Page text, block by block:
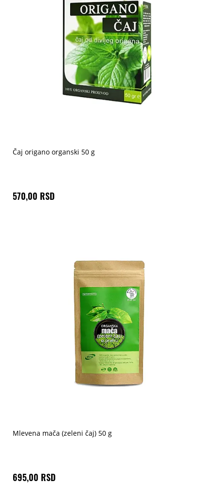
Čaj origano organski 50 g
570,00 RSD
Mlevena mača (zeleni čaj) 50 g
695,00 RSD